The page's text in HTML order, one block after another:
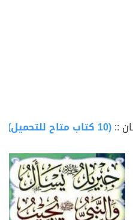
::(10 كتاب متاح للتحميل)